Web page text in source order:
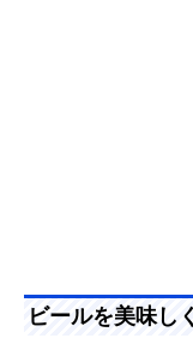
ビールを美味し